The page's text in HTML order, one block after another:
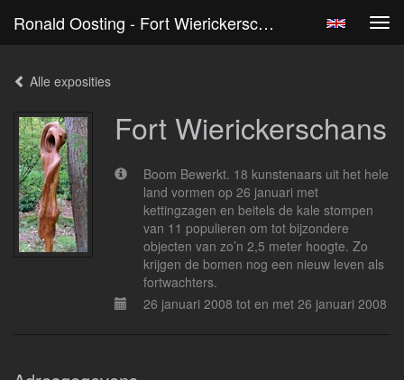
Ronald Oosting - Fort Wierickerschans
Alle exposities
Fort Wierickerschans
Boom Bewerkt. 18 kunstenaars uit het hele
land vormen op 26 januari met
kettingzagen en beitels de kale stompen
van 11 populieren om tot bijzondere
objecten van zo’n 2,5 meter hoogte. Zo
krijgen de bomen nog een nieuw leven als
fortwachters.
26 januari 2008 tot en met 26 januari 2008